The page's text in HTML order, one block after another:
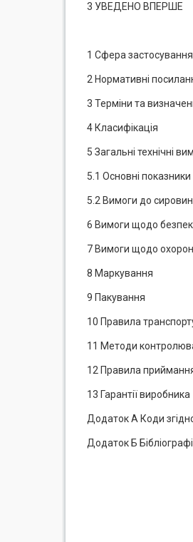
3 УВЕДЕНО ВПЕРШЕ
1 Сфера застосування
2 Нормативні
3 Терміни та
4 Класифікація
5 Загальні технічні
5.1 Основні показники
5.2 Вимоги до
6 Вимоги щодо
7 Вимоги щодо
8 Маркування
9 Пакування
10 Правила
11 Методи
12 Правила
13 Гарантії виробника
Додаток А Коди
Додаток Б